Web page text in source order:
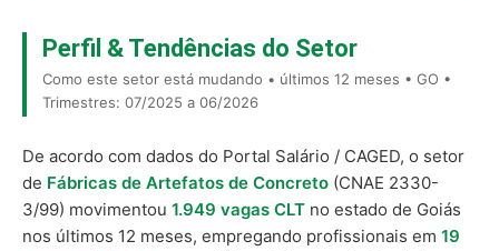
Perfil & Tendências do Setor
Como este setor está mudando • últimos 12 meses • GO •
Trimestres: 07/2025 a 06/2026
De acordo com dados do Portal Salário / CAGED, o setor
de Fábricas de Artefatos de Concreto (CNAE 2330-
3/99) movimentou 1.949 vagas CLT no estado de Goiás
nos últimos 12 meses, empregando profissionais em 19